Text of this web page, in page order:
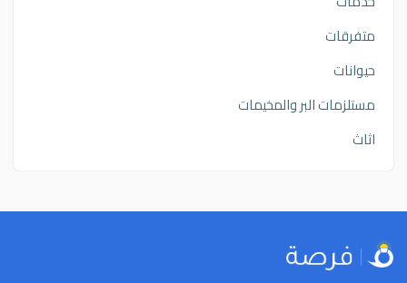
متفرقات
حيوانات
مستلزمات البر والمخيمات
اثاث